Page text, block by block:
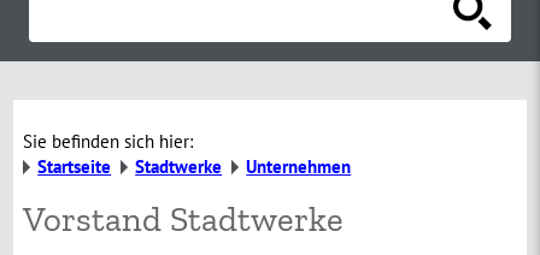
Sie befinden sich hier:
Startseite
Stadtwerke Unternehmen
Vorstand Stadtwerke